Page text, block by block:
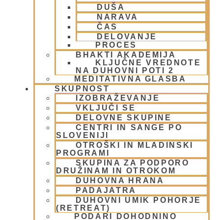
DUŠA
NARAVA
ČAS
DELOVANJE
PROCES
BHAKTI AKADEMIJA
KLJUČNE VREDNOTE
NA DUHOVNI POTI 2
MEDITATIVNA GLASBA
SKUPNOST
IZOBRAŽEVANJE
VKLJUČI SE
DELOVNE SKUPINE
CENTRI IN SANGE PO
SLOVENIJI
OTROŠKI IN MLADINSKI
PROGRAMI
SKUPINA ZA PODPORO
DRUŽINAM IN OTROKOM
DUHOVNA HRANA
PADAJATRA
DUHOVNI UMIK POHORJE
(RETREAT)
PODARI DOHODNINO
Krišnove inkarnacije(11)
(9)
MORALA IN ETIKA(5)
Napitki – topli
Napovednik(10)
Nedeljska predavanja in festivali(1)
(6)
Novice iz skupnosti(1)
Obiski fakultete – šole (6)
Padajatra 2008(12)
PADAYATRA(3)
Pogosta vprašanja(2)
Popotovanja(1)
Poučne zgodbe in nauki(8)
Prabhupadovi učenci in ostali(3)
Predavanja(2)
Predstavitev(9)
Prigrizki
(1)
Prireditve(7)
Priti Vardhana das (1)